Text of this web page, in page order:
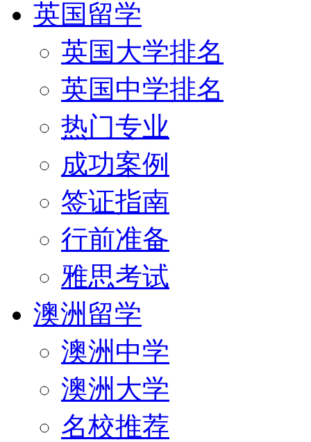
英国留学
英国大学排名
英国中学排名
热门专业
成功案例
签证指南
行前准备
雅思考试
澳洲留学
澳洲中学
澳洲大学
名校推荐